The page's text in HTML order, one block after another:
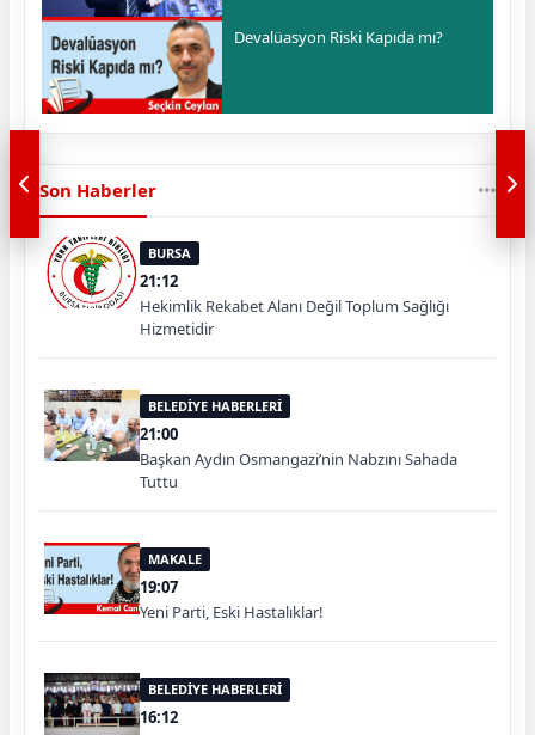
Devalüasyon Riski Kapıda mı?
Son Haberler
BURSA
21:12
Hekimlik Rekabet Alanı Değil Toplum Sağlığı
Hizmetidir
BELEDİYE HABERLERİ
21:00
Başkan Aydın Osmangazi’nin Nabzını Sahada
Tuttu
MAKALE
19:07
Yeni Parti, Eski Hastalıklar!
BELEDİYE HABERLERİ
16:12